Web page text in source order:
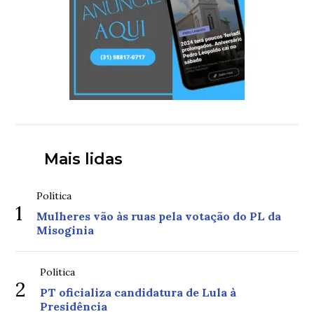
Mais lidas
1
Política
Mulheres vão às ruas pela votação do PL da
Misoginia
2
Política
PT oficializa candidatura de Lula à
Presidência